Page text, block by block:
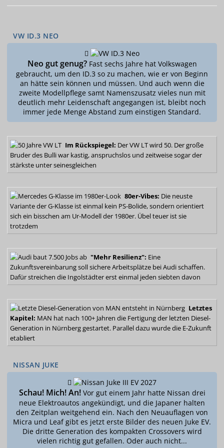
VW ID.3 NEO
Neo gut genug?Fast sechs Jahre hat Volkswagen
gebraucht, um den ID.3 so zu machen, wie er von Beginn
an hätte sein können und müssen. Und auch wenn die
zweite Modellpflege samt Namenszusatz vieles nun mit
deutlich mehr Leidenschaft angegangen ist, bleibt noch
immer jede Menge Abstand zum einstigen Standard.
Im Rückspiegel: Der VW LT wird 50. Der große
Bruder des Bulli war kastig, anspruchslos und zeitweise sogarder
stärkste unter seinesgleichen
80er-Vibes: Die neuste
Variante der G-Klasse ist einmal kein PS-Bolide, sondern orientiert
sich ein bisschen am Ur-Modell der 1980er. Übel teuer ist sie
trotzdem
"Mehr Resilienz": Eine
Zukunftsvereinbarung soll sichere Arbeitsplätze bei Audi schaffen.
Dafür streichen die Ingolstädtererst einmal jeden siebten davon
Letztes
Kapitel: MAN hat nach 100+ Jahren die Fertigung der letzten Diesel-
Generation in Nürnberg gestartet. Parallel dazu wurdedie E-Zukunft
etabliert
NISSAN JUKE
Schau! Mich! An!Vor gut einem Jahr hatte Nissan drei
neue Elektroautos angekündigt, und die Japaner halten
den Zeitplan weitgehend ein. Nach den Neuauflagen von
Micra und Leaf gibt es jetzt erste Bilder des neuen Juke EV.
Die dritte Generation des kompakten Crossovers wird
vielen richtig gut gefallen. Oder auch nicht...